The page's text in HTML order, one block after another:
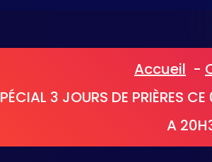
Accueil -
3 JOURS DE PRIÈRES
A